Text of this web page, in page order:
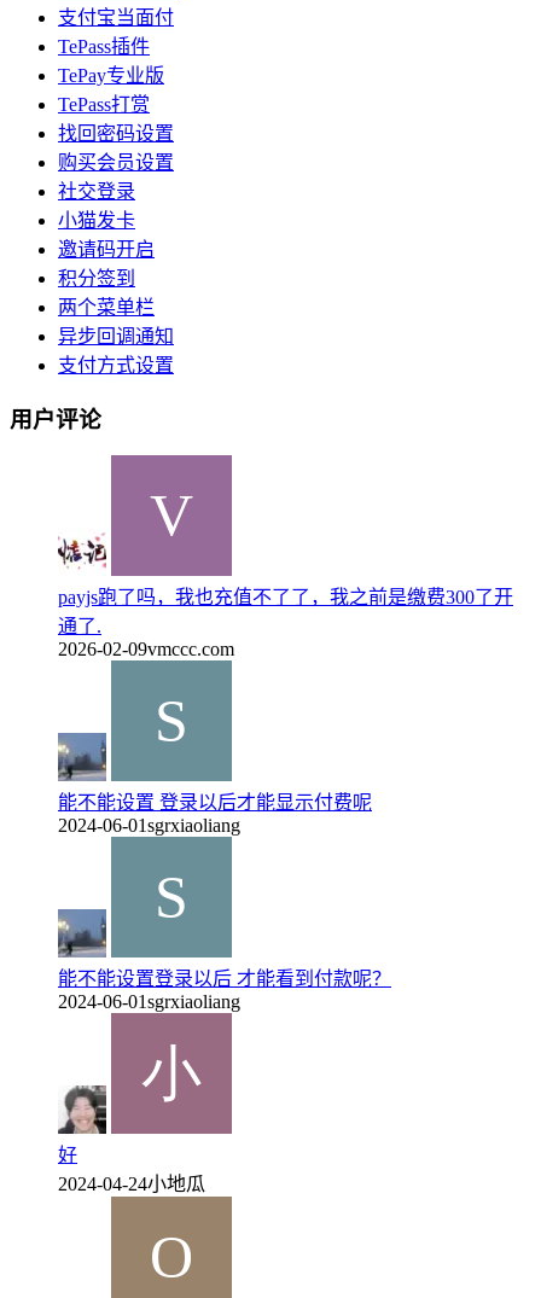
支付宝当面付
TePass插件
TePay专业版
TePass打赏
找回密码设置
购买会员设置
社交登录
小猫发卡
邀请码开启
积分签到
两个菜单栏
异步回调通知
支付方式设置
用户评论
payjs跑了吗，我也充值不了了，我之前是缴费300了开
通了.
2026-02-09vmccc.com
能不能设置 登录以后才能显示付费呢
2024-06-01sgrxiaoliang
能不能设置登录以后 才能看到付款呢？
2024-06-01sgrxiaoliang
好
2024-04-24小地瓜